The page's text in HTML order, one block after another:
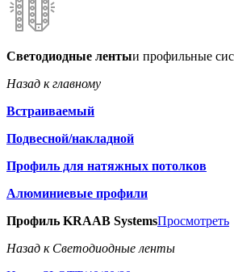
Светодиодные лентыи профильные
Назад к главному
Встраиваемый
Подвесной/накладной
Профиль для натяжных потолков
Алюминиевые профили
Профиль KRAAB SystemsПросмотреть
Назад к Светодиодные ленты